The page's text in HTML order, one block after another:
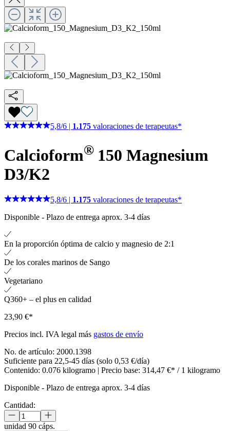
5,8/6 1.175 valoraciones de terapeutas*
Calcioform® 150 Magnesium
D3/K2
5,8/6 | 1.175 valoraciones de terapeutas*
Disponible - Plazo de entrega aprox. 3-4 días
En la proporción óptima de calcio y magnesio de 2:1
De los corales marinos de Sango
Vegetariano
Q360+ – el plus en calidad
23,90 €*
Precios incl. IVA legal más gastos de envío
No. de artículo: 2000.1398
Suficiente para 22,5-45 días (solo 0,53 €/día)
Contenido: 0.076 kilogramo | Precio base: 314,47 €* / 1 kilogramo
Disponible - Plazo de entrega aprox. 3-4 días
Cantidad:
unidad 90 cáps.